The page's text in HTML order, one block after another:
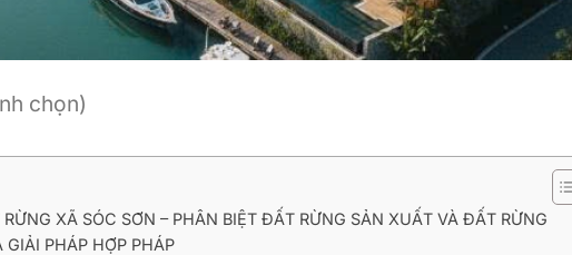
chọn)
XÃ SÓC SƠN – PHÂN BIỆT ĐẤT RỪNG SẢN XUẤT VÀ ĐẤT RỪNG
GIẢI PHÁP HỢP PHÁP